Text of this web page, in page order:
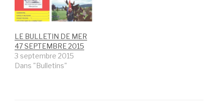
LE BULLETIN DE MER
47 SEPTEMBRE 2015
3 septembre 2015
Dans "Bulletins"